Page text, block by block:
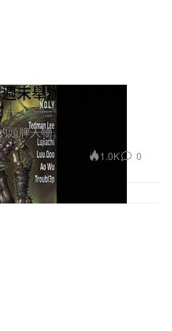
末舉辦「@ 荊棘
牌人物。
1.0K 0